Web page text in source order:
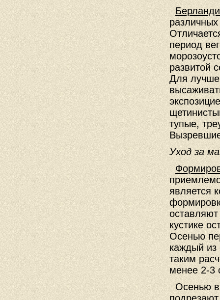
период
развитой
Для
тупые,
Уход за
является
кустике
Осенью
каждый из
таким
менее 2-3
Осенью